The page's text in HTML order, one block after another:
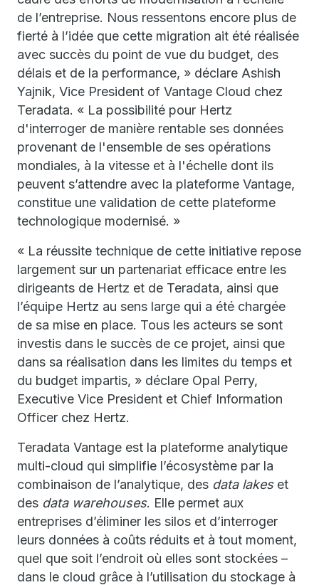
de l’entreprise. Nous ressentons encore plus de
fierté à l’idée que cette migration ait été réalisée
avec succès du point de vue du budget, des
délais et de la performance, » déclare Ashish
Yajnik, Vice President of Vantage Cloud chez
Teradata. « La possibilité pour Hertz
d'interroger de manière rentable ses données
provenant de l'ensemble de ses opérations
mondiales, à la vitesse et à l'échelle dont ils
peuvent s’attendre avec la plateforme Vantage,
constitue une validation de cette plateforme
technologique modernisé. »
« La réussite technique de cette initiative repose
largement sur un partenariat efficace entre les
dirigeants de Hertz et de Teradata, ainsi que
l’équipe Hertz au sens large qui a été chargée
de sa mise en place. Tous les acteurs se sont
investis dans le succès de ce projet, ainsi que
dans sa réalisation dans les limites du temps et
du budget impartis, » déclare Opal Perry,
Executive Vice President et Chief Information
Officer chez Hertz.
Teradata Vantage est la plateforme analytique
multi-cloud qui simplifie l’écosystème par la
combinaison de l’analytique, des data lakeset
des data warehouses. Elle permet aux
entreprises d’éliminer les silos et d’interroger
leurs données à coûts réduits et à tout moment,
quel que soit l’endroit où elles sont stockées –
dans le cloud grâce à l’utilisation du stockage à